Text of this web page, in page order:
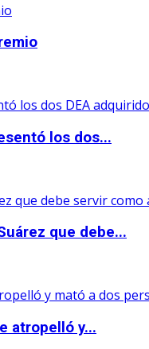
los dos...
que debe...
atropelló y...